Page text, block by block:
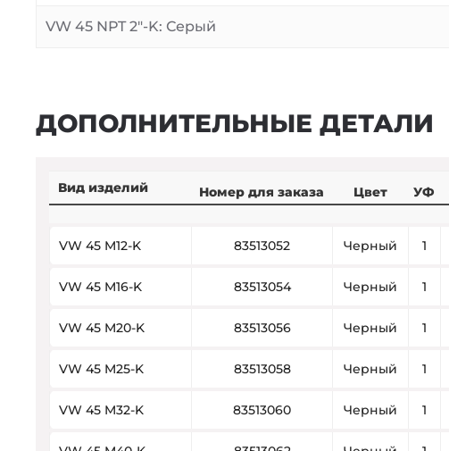
VW 45 NPT 2″-K: Серый
ДОПОЛНИТЕЛЬНЫЕ ДЕТАЛИ
Вид изделий Номер для заказа Цвет УФ
VW 45 M12-K 83513052 Черный 1
VW 45 M16-K 83513054 Черный 1
VW 45 M20-K 83513056 Черный 1
VW 45 M25-K 83513058 Черный 1
VW 45 M32-K 83513060 Черный 1